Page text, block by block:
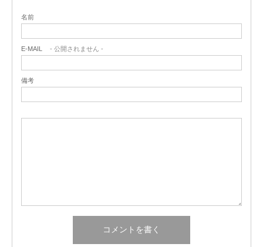
名前
E-MAIL - 公開されません -
備考